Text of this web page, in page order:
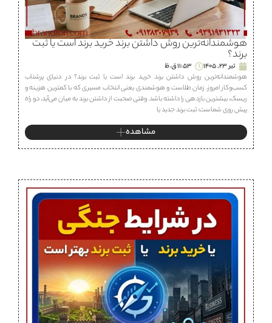
هوشمندانه‌ترین روش داشتن برند خرید برند است یا ثبت
برند؟
تیر 23, 1405
11:53 ق.ظ
هوشمندانه‌ترین روش داشتن برند خرید برند است یا ثبت برند؟ در دنیای پرشتاب
کسب‌وکار امروز، زمان طلاست و هوشمندی یعنی انتخاب مسیری که با کمترین هزینه و
ریسک، بیشترین بازدهی را داشته باشد. وقتی صحبت از داشتن برند به میان می‌آید، دو راه
پیش روی شماست: ثبت برند جدید یا
مشاهده